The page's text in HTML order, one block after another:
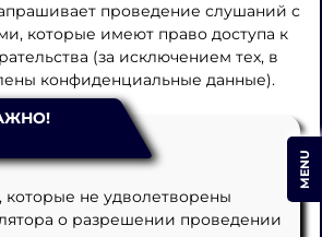
проведение слушаний с
которые имеют право доступа к
(за исключением тех, в
конфиденциальные данные).
которые не удволетворены
о разрешении проведении
MENU